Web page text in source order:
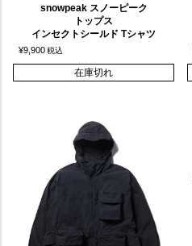
snowpeak スノーピーク
トップス
インセクトシールド Tシャツ
¥9,900税込
在庫切れ